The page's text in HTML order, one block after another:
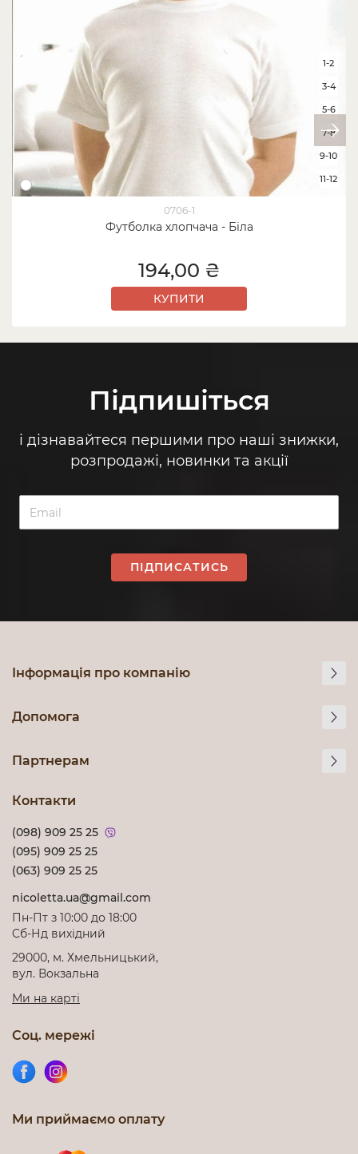
0706-1
Футболка хлопчача - Біла
1-2
3-4
5-6
7-8
9-10
11-12
194,00 ₴
КУПИТИ
Підпишіться
і дізнавайтеся першими про наші знижки,
розпродажі, новинки та акції
ПІДПИСАТИСЬ
Інформація про компанію
Допомога
Партнерам
Контакти
(098) 909 25 25
(095) 909 25 25
(063) 909 25 25
nicoletta.ua@gmail.com
Пн-Пт з 10:00 до 18:00
Cб-Нд вихідний
29000, м. Хмельницький,
вул. Вокзальна
Ми на карті
Соц. мережі
Ми приймаємо оплату